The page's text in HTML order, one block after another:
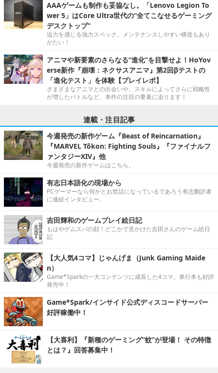
AAAゲームも制作も妥協なし。「Lenovo Legion To
wer 5」はCore Ultra世代の“全てこなせるゲーミング
デスクトップ”
迫力を感じる強力スペック。メンテナンスしやすい構造もあり
がたい！
アニマや新要素のさらなる“進化”を目撃せよ！HoYov
erse新作『崩壊：ネクサスアニマ』第2回βテストの
「進化テスト」を体験【プレイレポ】
さまざまなアニマとの出会いや、スキルによってさらに戦略性
が増したバトルなど、本作の注目の要素に迫ります！
連載・注目記事
今週発売の新作ゲーム『Beast of Reincarnation』
『MARVEL Tōkon: Fighting Souls』『ファイナルフ
ァンタジーXIV』他
今週発売の新作ゲームはこちら。
有志日本語化の現場から
PCゲーマーなら何かとお世話になっているであろう有志翻訳者
に連続インタビュー。
吉田輝和のゲームプレイ絵日記
もはやゲムスパの顔！どこかで見かけた吉田さんのゲーム絵日
記
【大人気4コマ】じゃんげま（Junk Gaming Maide
n）
Game*Sparkの一大コンテンツに成長した4コマ。単行本も好評
発売中！
Game*Spark/インサイド公式ディスコードサーバー
好評稼働中！
【大喜利】『新種のゲーミング“蚊”が登場！ その特徴
とは？』回答募集中！